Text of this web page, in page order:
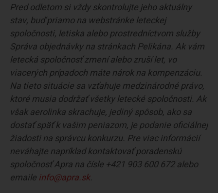
Pred odletom si vždy skontrolujte jeho aktuálny
stav, buď priamo na webstránke leteckej
spoločnosti, letiska alebo prostredníctvom služby
Správa objednávky na stránkach Pelikána. Ak vám
letecká spoločnosť zmení alebo zruší let, vo
viacerých prípadoch máte nárok na kompenzáciu.
Na tieto situácie sa vzťahuje medzinárodné právo,
ktoré musia dodržať všetky letecké spoločnosti. Ak
však aerolinka skrachuje, jediný spôsob, ako sa
dostať späť k vašim peniazom, je podanie oficiálnej
žiadosti na správcu konkurzu. Pre viac informácií
neváhajte napríklad kontaktovať poradenskú
spoločnosť Apra na čísle +421 903 600 672 alebo
emaile info@apra.sk.